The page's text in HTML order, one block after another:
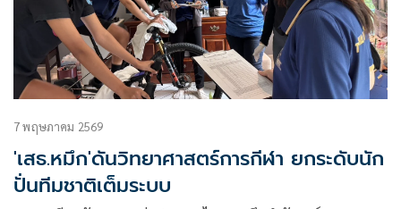
7 พฤษภาคม 2569
'เสธ.หมึก'ดันวิทยาศาสตร์การกีฬา ยกระดับนัก
ปั่นทีมชาติเต็มระบบ